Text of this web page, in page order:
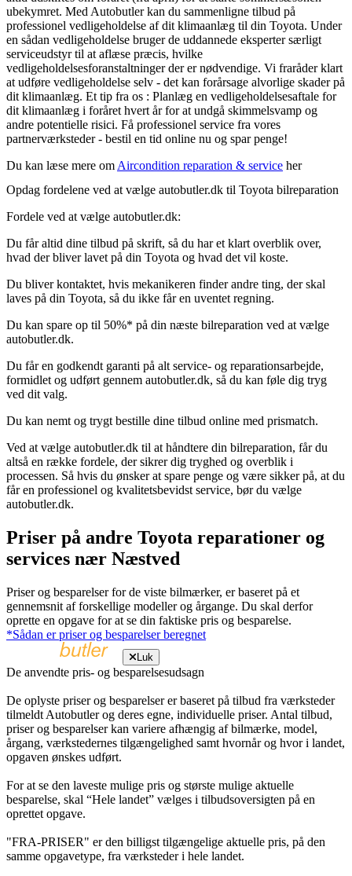
ubekymret. Med Autobutler kan du sammenligne tilbud på
professionel vedligeholdelse af dit klimaanlæg til din Toyota. Under
en sådan vedligeholdelse bruger de uddannede eksperter særligt
serviceudstyr til at aflæse præcis, hvilke
vedligeholdelsesforanstaltninger der er nødvendige. Vi fraråder klart
at udføre vedligeholdelse selv - det kan forårsage alvorlige skader på
dit klimaanlæg. Et tip fra os : Planlæg en vedligeholdelsesaftale for
dit klimaanlæg i foråret hvert år for at undgå skimmelsvamp og
andre potentielle risici. Få professionel service fra vores
partnerværksteder - bestil en tid online nu og spar penge!
Du kan læse mere om Aircondition reparation & service her
Opdag fordelene ved at vælge autobutler.dk til Toyota bilreparation
Fordele ved at vælge autobutler.dk:
Du får altid dine tilbud på skrift, så du har et klart overblik over,
hvad der bliver lavet på din Toyota og hvad det vil koste.
Du bliver kontaktet, hvis mekanikeren finder andre ting, der skal
laves på din Toyota, så du ikke får en uventet regning.
Du kan spare op til 50%* på din næste bilreparation ved at vælge
autobutler.dk.
Du får en godkendt garanti på alt service- og reparationsarbejde,
formidlet og udført gennem autobutler.dk, så du kan føle dig tryg
ved dit valg.
Du kan nemt og trygt bestille dine tilbud online med prismatch.
Ved at vælge autobutler.dk til at håndtere din bilreparation, får du
altså en række fordele, der sikrer dig tryghed og overblik i
processen. Så hvis du ønsker at spare penge og være sikker på, at du
får en professionel og kvalitetsbevidst service, bør du vælge
autobutler.dk.
Priser på andre Toyota reparationer og
services nær Næstved
Priser og besparelser for de viste bilmærker, er baseret på et
gennemsnit af forskellige modeller og årgange. Du skal derfor
oprette en opgave for at se din faktiske pris og besparelse.
*Sådan er priser og besparelser beregnet
Luk
De anvendte pris- og besparelsesudsagn
De oplyste priser og besparelser er baseret på tilbud fra værksteder
tilmeldt Autobutler og deres egne, individuelle priser. Antal tilbud,
priser og besparelser kan variere afhængig af bilmærke, model,
årgang, værkstedernes tilgængelighed samt hvornår og hvor i landet,
opgaven ønskes udført.
For at se den laveste mulige pris og største mulige aktuelle
besparelse, skal “Hele landet” vælges i tilbudsoversigten på en
oprettet opgave.
"FRA-PRISER" er den billigst tilgængelige aktuelle pris, på den
samme opgavetype, fra værksteder i hele landet.